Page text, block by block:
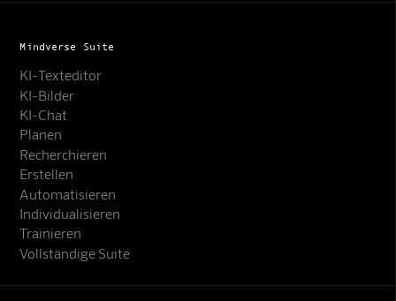
Mindverse Suite
KI-Texteditor
KI-Bilder
KI-Chat
Planen
Recherchieren
Erstellen
Automatisieren
Individualisieren
Trainieren
Vollständige Suite